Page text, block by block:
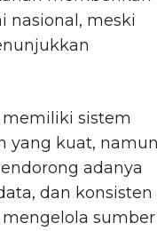
nasional, meski
sistem
yang kuat, namun
adanya
dan konsisten
sumber